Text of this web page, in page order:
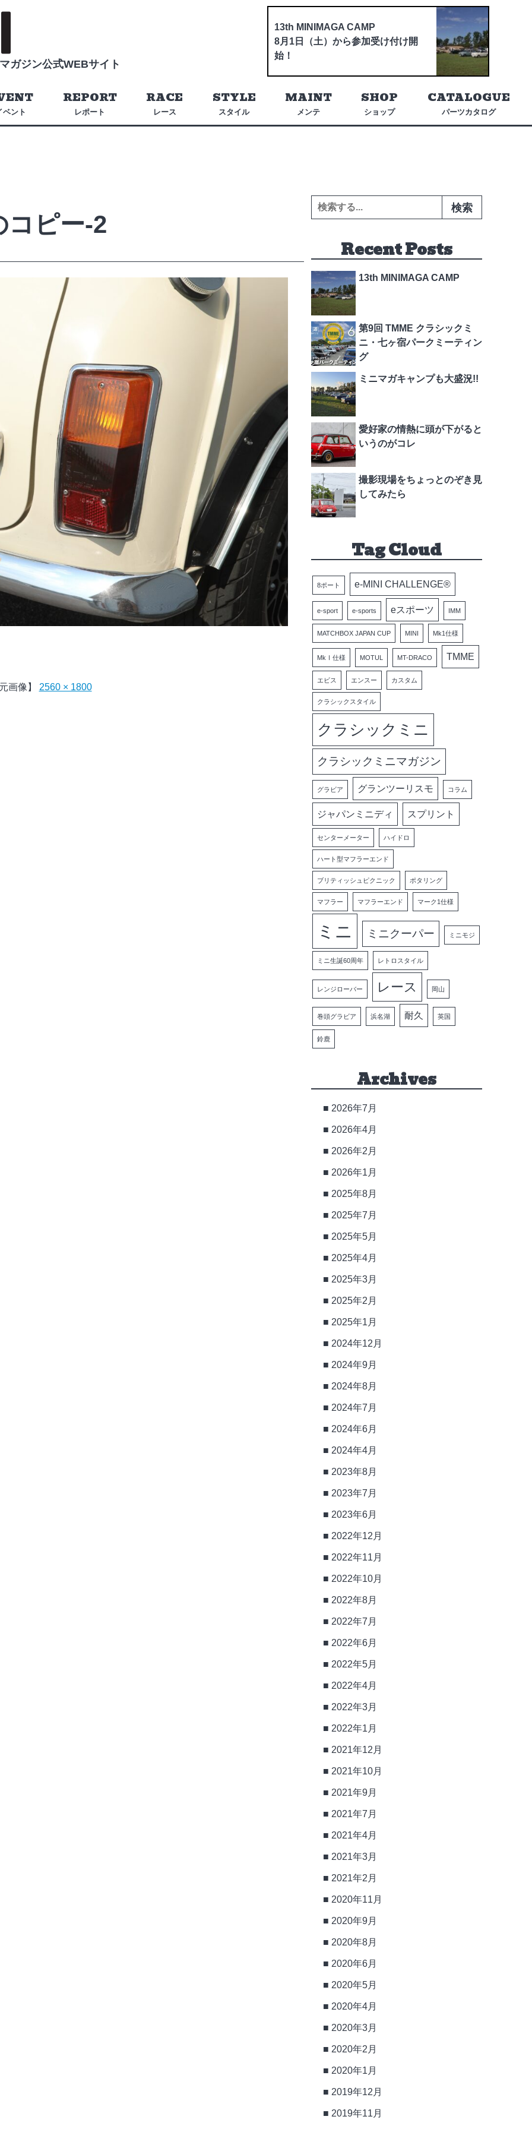
ガジン公式WEBサイト
13th MINIMAGA CAMP
8月1日（土）から参加受け付け開
始！
ベント レポート
REPORT
レース
RACE
スタイル
STYLE
メンテ
MAINT
ショップ
SHOP
パーツカタログ
CATALOGUE
コピー-2
画像】 2560 × 1800
検索:
Recent Posts
13th MINIMAGA CAMP
第9回 TMME クラシックミ
ニ・七ヶ宿パークミーティン
グ
ミニマガキャンプも大盛況!!
愛好家の情熱に頭が下がると
いうのがコレ
撮影現場をちょっとのぞき見
してみたら
Tag Cloud
8ポート e-MINI CHALLENGE®
e-sport e-sports eスポーツ IMM
MATCHBOX JAPAN CUP MINI Mk1仕様
MkⅠ仕様 MOTUL MT-DRACO TMME
エビス エンスー カスタム
クラシックスタイル
クラシックミニ
クラシックミニマガジン
グラビア グランツーリスモ コラム
ジャパンミニディ スプリント
センターメーター ハイドロ
ハート型マフラーエンド
ブリティッシュピクニック ポタリング
マフラー マフラーエンド マーク1仕様
ミニ ミニクーパー ミニモジ
ミニ生誕60周年 レトロスタイル
レンジローバー レース 岡山
巻頭グラビア 浜名湖 耐久 英国
鈴鹿
Archives
2026年7月
2026年4月
2026年2月
2026年1月
2025年8月
2025年7月
2025年5月
2025年4月
2025年3月
2025年2月
2025年1月
2024年12月
2024年9月
2024年8月
2024年7月
2024年6月
2024年4月
2023年8月
2023年7月
2023年6月
2022年12月
2022年11月
2022年10月
2022年8月
2022年7月
2022年6月
2022年5月
2022年4月
2022年3月
2022年1月
2021年12月
2021年10月
2021年9月
2021年7月
2021年4月
2021年3月
2021年2月
2020年11月
2020年9月
2020年8月
2020年6月
2020年5月
2020年4月
2020年3月
2020年2月
2020年1月
2019年12月
2019年11月